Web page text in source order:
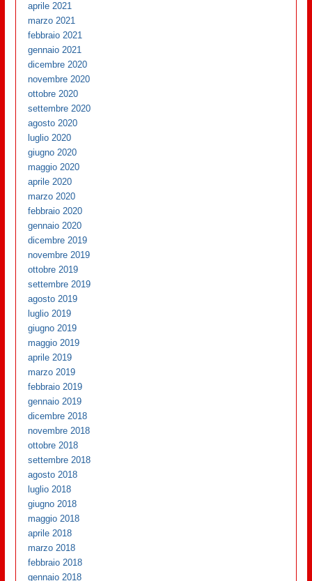
aprile 2021
marzo 2021
febbraio 2021
gennaio 2021
dicembre 2020
novembre 2020
ottobre 2020
settembre 2020
agosto 2020
luglio 2020
giugno 2020
maggio 2020
aprile 2020
marzo 2020
febbraio 2020
gennaio 2020
dicembre 2019
novembre 2019
ottobre 2019
settembre 2019
agosto 2019
luglio 2019
giugno 2019
maggio 2019
aprile 2019
marzo 2019
febbraio 2019
gennaio 2019
dicembre 2018
novembre 2018
ottobre 2018
settembre 2018
agosto 2018
luglio 2018
giugno 2018
maggio 2018
aprile 2018
marzo 2018
febbraio 2018
gennaio 2018